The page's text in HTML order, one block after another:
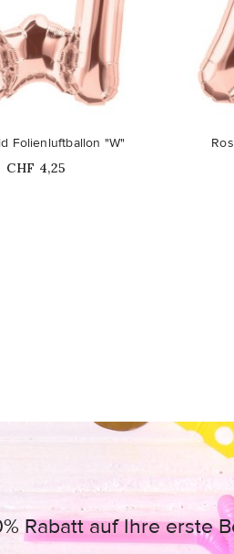
Folienluftballon "W"
Price
CHF 4,25
Rabatt auf Ihre erste